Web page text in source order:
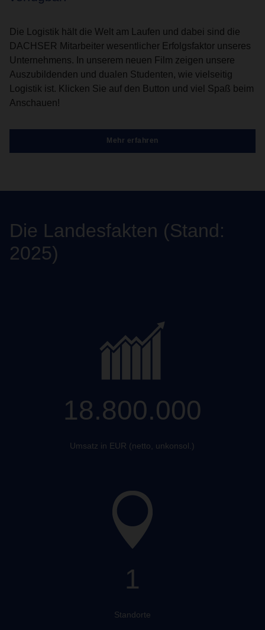
Die Logistik hält die Welt am Laufen und dabei sind die
DACHSER Mitarbeiter wesentlicher Erfolgsfaktor unseres
Unternehmens. In unserem neuen Film zeigen unsere
Auszubildenden und dualen Studenten, wie vielseitig
Logistik ist. Klicken Sie auf den Button und viel Spaß beim
Anschauen!
Mehr erfahren
Die Landesfakten (Stand:
2025)
18.800.000
Umsatz in EUR (netto, unkonsol.)
1
Standorte